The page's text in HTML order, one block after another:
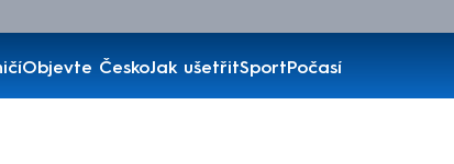
Objevte ČeskoJak ušetřitSportPočasí